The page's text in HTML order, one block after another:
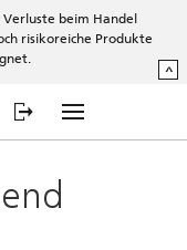
beim Handel
risikoreiche Produkte
^